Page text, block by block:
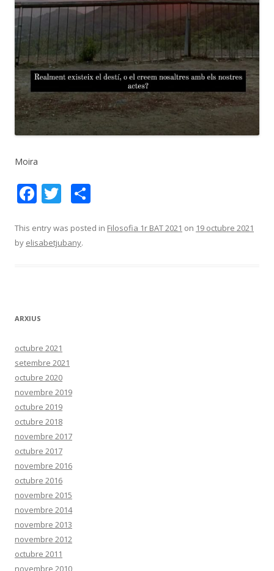
Moira
F
e
b
k
T
itt
er
m
This entry was posted in Filosofia 1r BAT 2021 on 19 octubre 2021
by elisabetjubany.
ARXIUS
octubre 2021
setembre 2021
octubre 2020
novembre 2019
octubre 2019
octubre 2018
novembre 2017
octubre 2017
novembre 2016
octubre 2016
novembre 2015
novembre 2014
novembre 2013
novembre 2012
octubre 2011
novembre 2010